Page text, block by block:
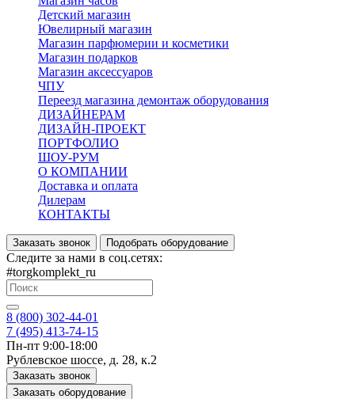
Детский магазин
Ювелирный магазин
Магазин парфюмерии и косметики
Магазин подарков
Магазин аксессуаров
ЧПУ
Переезд магазина демонтаж оборудования
ДИЗАЙНЕРАМ
ДИЗАЙН-ПРОЕКТ
ПОРТФОЛИО
ШОУ-РУМ
О КОМПАНИИ
Доставка и оплата
Дилерам
КОНТАКТЫ
Заказать звонок Подобрать оборудование
Следите за нами в соц.сетях:
#torgkomplekt_ru
8 (800) 302-44-01
7 (495) 413-74-15
Пн-пт 9:00-18:00
Рублевское шоссе, д. 28, к.2
Заказать звонок
Заказать оборудование